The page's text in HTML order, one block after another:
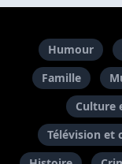
Humour
Famille
Culture
Télévision et